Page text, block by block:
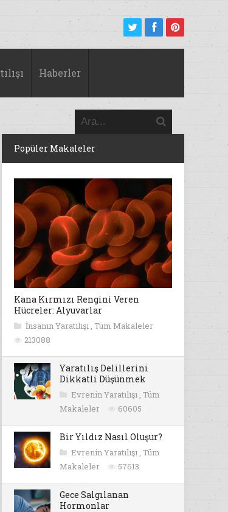
Haberler
Popüler Makaleler
Kana Kırmızı Rengini Veren
Hücreler: Alyuvarlar
İnsanın Yaratılışı , Tüm Makaleler
213088
Yaratılış Delillerini
Dikkatli Düşünmek
Evrenin Yaratılışı , Tüm
Makaleler
60605
Bir Yıldız Nasıl Oluşur?
Evrenin Yaratılışı , Tüm
Makaleler
57613
Gece Salgılanan
Hormonlar